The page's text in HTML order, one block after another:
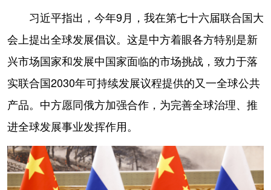
习近平指出，今年9月，我在第七十六届联合国大
会上提出全球发展倡议。这是中方着眼各方特别是新
兴市场国家和发展中国家面临的市场挑战，致力于落
实联合国2030年可持续发展议程提供的又一全球公共
产品。中方愿同俄方加强合作，为完善全球治理、推
进全球发展事业发挥作用。